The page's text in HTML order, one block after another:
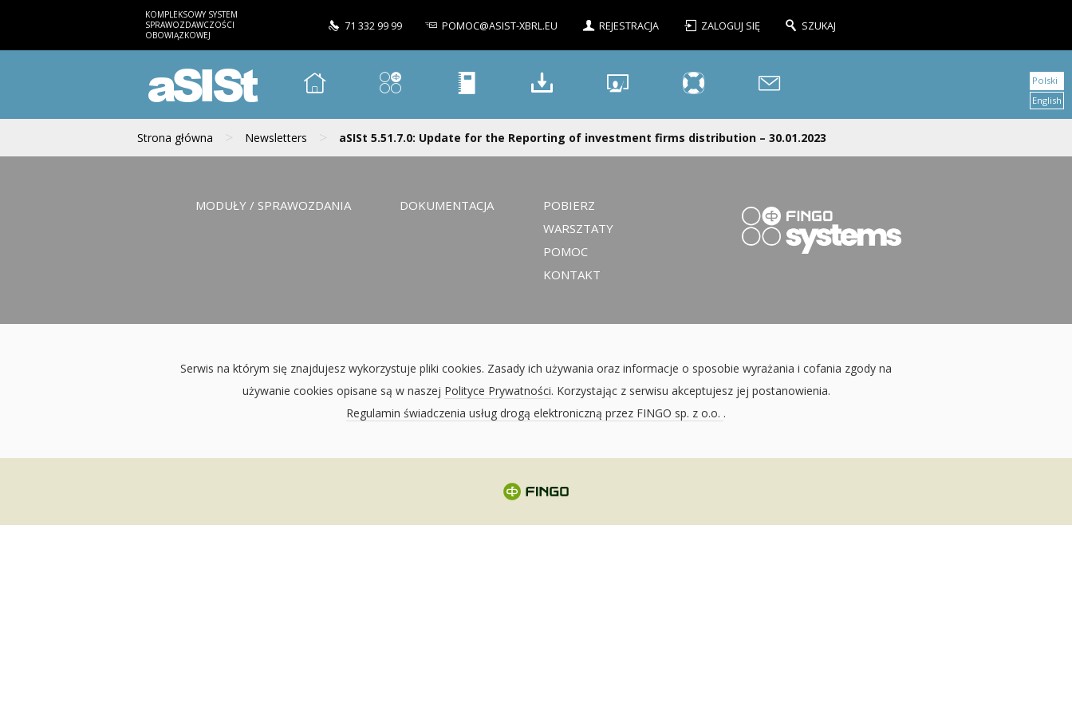
KOMPLEKSOWY SYSTEM
SPRAWOZDAWCZOŚCI
OBOWIĄZKOWEJ
71 332 99 99 POMOC@ASIST-XBRL.EU REJESTRACJA ZALOGUJ SIĘ SZUKAJ
aSISt
Strona główna > Newsletters > aSISt 5.51.7.0: Update for the Reporting of investment firms distribution – 30.01.2023
Polski
English
MODUŁY / SPRAWOZDANIA DOKUMENTACJA
POBIERZ
WARSZTATY
POMOC
KONTAKT
Serwis na którym się znajdujesz wykorzystuje pliki cookies. Zasady ich używania oraz informacje o sposobie wyrażania i cofania zgody na
używanie cookies opisane są w naszej Polityce Prywatności. Korzystając z serwisu akceptujesz jej postanowienia.
Regulamin świadczenia usług drogą elektroniczną przez FINGO sp. z o.o. .